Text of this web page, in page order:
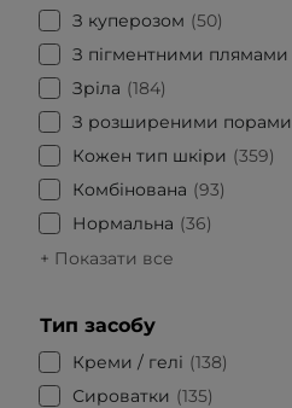
З куперозом
50
З пігментними плямами
Зріла
184
З розширеними порами
Кожен тип шкіри
359
Комбінована
93
Нормальна
36
+ Показати все
Тип засобу
Креми / гелі
138
Сироватки
135